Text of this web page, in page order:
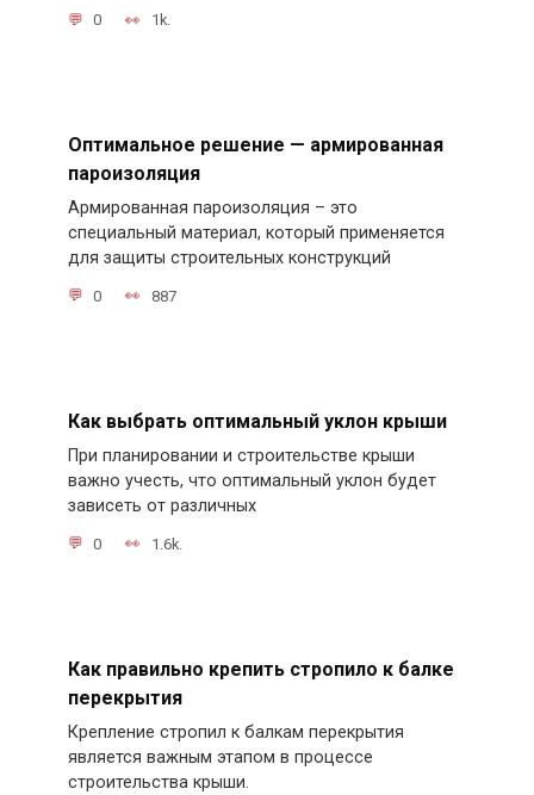
0 1k.
Оптимальное решение — армированная
пароизоляция
Армированная пароизоляция – это
специальный материал, который применяется
для защиты строительных конструкций
0 887
Как выбрать оптимальный уклон крыши
При планировании и строительстве крыши
важно учесть, что оптимальный уклон будет
зависеть от различных
0 1.6k.
Как правильно крепить стропило к балке
перекрытия
Крепление стропил к балкам перекрытия
является важным этапом в процессе
строительства крыши.